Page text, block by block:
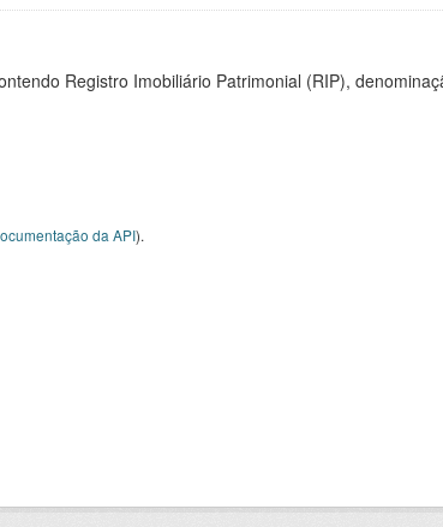
Registro Imobiliário Patrimonial (RIP),
da API).